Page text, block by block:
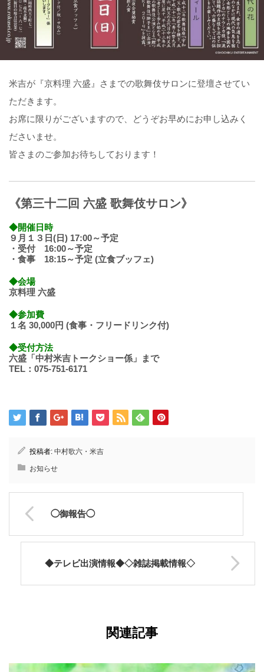
米吉が『京料理 六盛』さまでの歌舞伎サロンに登壇させてい
ただきます。
お席に限りがございますので、どうぞお早めにお申し込みく
ださいませ。
皆さまのご参加お待ちしております！
《第三十二回 六盛 歌舞伎サロン》
◆開催日時
９月１３日(日) 17:00～予定
・受付 16:00～予定
・食事 18:15～予定 (立食ブッフェ)
◆会場
京料理 六盛
◆参加費
１名 30,000円 (食事・フリードリンク付)
◆受付方法
六盛「中村米吉トークショー係」まで
TEL：075-751-6171
投稿者: 中村歌六・米吉
お知らせ
◯御報告◯
◆テレビ出演情報◆◇雑誌掲載情報◇
関連記事